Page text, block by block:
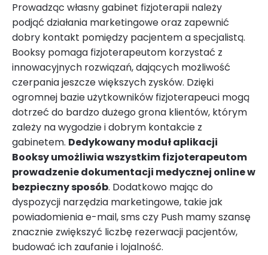
Prowadząc własny gabinet fizjoterapii należy
podjąć działania marketingowe oraz zapewnić
dobry kontakt pomiędzy pacjentem a specjalistą.
Booksy pomaga fizjoterapeutom korzystać z
innowacyjnych rozwiązań, dających możliwość
czerpania jeszcze większych zysków. Dzięki
ogromnej bazie użytkowników fizjoterapeuci mogą
dotrzeć do bardzo dużego grona klientów, którym
zależy na wygodzie i dobrym kontakcie z
gabinetem. Dedykowany moduł aplikacji
Booksy umożliwia wszystkim fizjoterapeutom
prowadzenie dokumentacji medycznej online w
bezpieczny sposób. Dodatkowo mając do
dyspozycji narzędzia marketingowe, takie jak
powiadomienia e-mail, sms czy Push mamy szansę
znacznie zwiększyć liczbę rezerwacji pacjentów,
budować ich zaufanie i lojalność.